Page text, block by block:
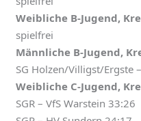
Weibliche B-Jugend,
spielfrei
Männliche B-Jugend,
SG Holzen/Villigst/Ergste
Weibliche C-Jugend,
SGR – VfS Warstein 33:26